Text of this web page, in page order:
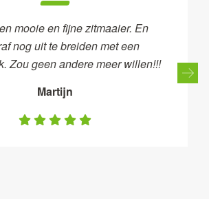
mooie en fijne zitmaaier. En
nog uit te breiden met een
Zou geen andere meer willen!!!
Martijn